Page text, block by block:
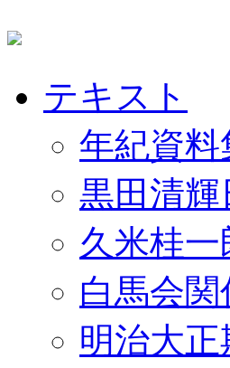
テキスト
年紀資料
黒田清輝
久米桂
白馬会
明治大